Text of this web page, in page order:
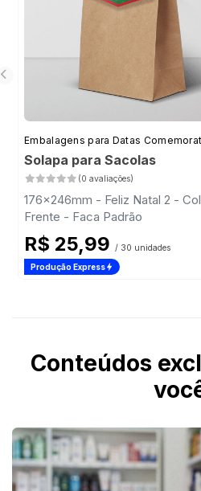
Embalagens para Datas
Solapa para Sacolas
(0 avaliações)
176x246mm - Feliz Natal 2 -
Frente - Faca Padrão
R$ 25,99 / 30 unidades
Produção Express
Conteúdos